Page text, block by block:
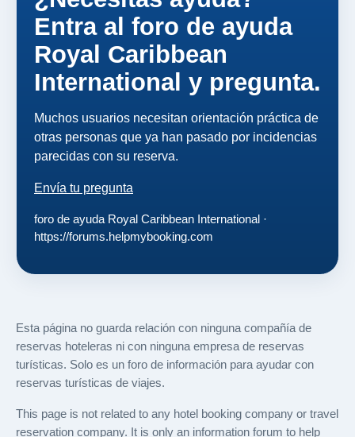
Entra al foro de ayuda
Royal Caribbean
International y pregunta.
Muchos usuarios necesitan orientación práctica de
otras personas que ya han pasado por incidencias
parecidas con su reserva.
Envía tu pregunta
foro de ayuda Royal Caribbean International ·
https://forums.helpmybooking.com
Esta página no guarda relación con ninguna compañía de
reservas hoteleras ni con ninguna empresa de reservas
turísticas. Solo es un foro de información para ayudar con
reservas turísticas de viajes.
This page is not related to any hotel booking company or travel
reservation company. It is only an information forum to help